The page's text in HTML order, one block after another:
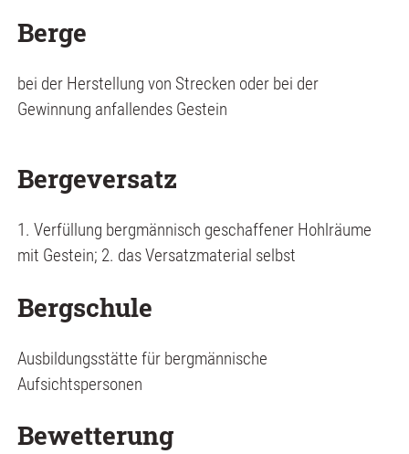
Berge
bei der Herstellung von Strecken oder bei der
Gewinnung anfallendes Gestein
Bergeversatz
1. Verfüllung bergmännisch geschaffener Hohlräume
mit Gestein; 2. das Versatzmaterial selbst
Bergschule
Ausbildungsstätte für bergmännische
Aufsichtspersonen
Bewetterung